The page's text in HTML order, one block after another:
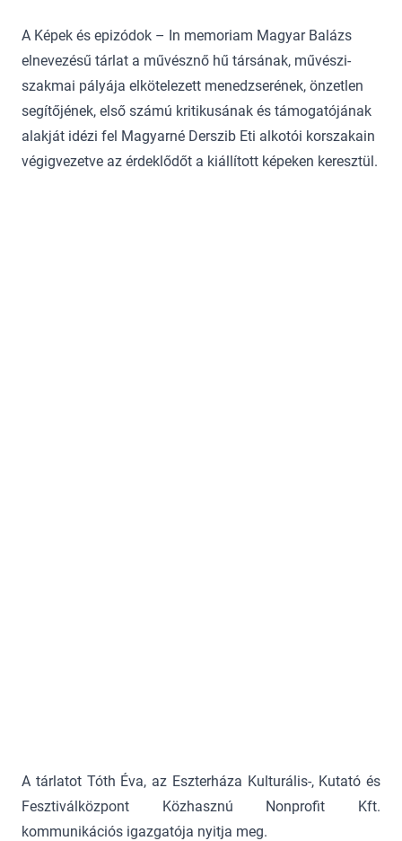
A Képek és epizódok – In memoriam Magyar Balázs
elnevezésű tárlat a művésznő hű társának, művészi-
szakmai pályája elkötelezett menedzserének, önzetlen
segítőjének, első számú kritikusának és támogatójának
alakját idézi fel Magyarné Derszib Eti alkotói korszakain
végigvezetve az érdeklődőt a kiállított képeken keresztül.
A tárlatot Tóth Éva, az Eszterháza Kulturális-, Kutató és
Fesztiválközpont Közhasznú Nonprofit Kft.
kommunikációs igazgatója nyitja meg.